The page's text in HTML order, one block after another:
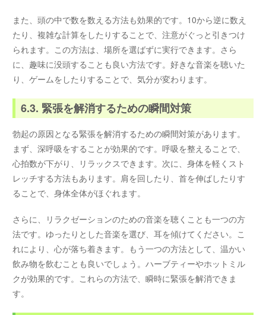
また、頭の中で数を数える方法も効果的です。10から逆に数え
たり、複雑な計算をしたりすることで、注意がぐっと引きつけ
られます。この方法は、場所を選ばずに実行できます。さら
に、趣味に没頭することも良い方法です。好きな音楽を聴いた
り、ゲームをしたりすることで、気分が変わります。
6.3. 緊張を解消するための瞬間対策
勃起の原因となる緊張を解消するための瞬間対策があります。
まず、深呼吸をすることが効果的です。呼吸を整えることで、
心拍数が下がり、リラックスできます。次に、身体を軽くスト
レッチする方法もあります。肩を回したり、首を伸ばしたりす
ることで、身体全体がほぐれます。
さらに、リラクゼーションのための音楽を聴くことも一つの方
法です。ゆったりとした音楽を選び、耳を傾けてください。こ
れにより、心が落ち着きます。もう一つの方法として、温かい
飲み物を飲むことも良いでしょう。ハーブティーやホットミル
クが効果的です。これらの方法で、瞬時に緊張を解消できま
す。